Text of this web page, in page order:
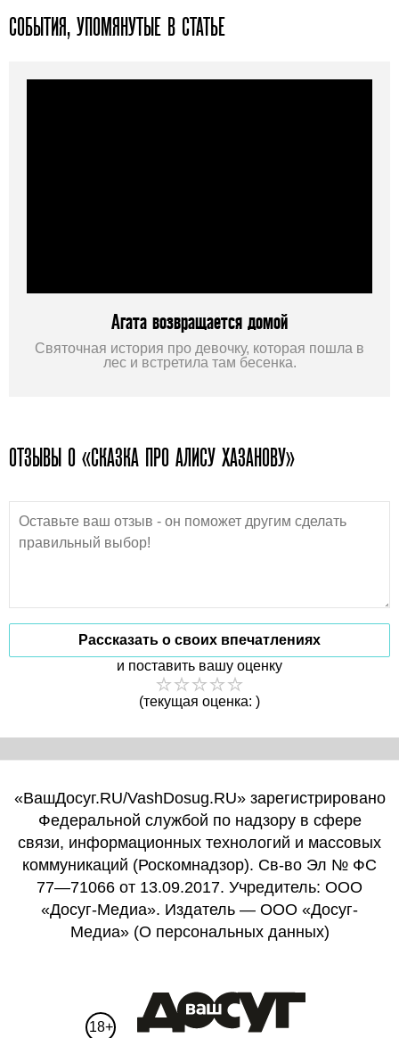
СОБЫТИЯ, УПОМЯНУТЫЕ В СТАТЬЕ
Агата возвращается домой
Святочная история про девочку, которая пошла в
лес и встретила там бесенка.
ОТЗЫВЫ О «СКАЗКА ПРО АЛИСУ ХАЗАНОВУ»
Рассказать о своих впечатлениях
и поставить вашу оценку
(текущая оценка: )
«ВашДосуг.RU/VashDosug.RU» зарегистрировано
Федеральной службой по надзору в сфере
связи, информационных технологий и массовых
коммуникаций (Роскомнадзор). Св-во Эл № ФС
77—71066 от 13.09.2017. Учредитель: ООО
«Досуг-Медиа». Издатель — ООО «Досуг-
Медиа» (О персональных данных)
18+